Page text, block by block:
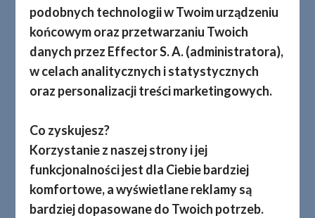
podobnych technologii w Twoim urządzeniu
końcowym oraz przetwarzaniu Twoich
danych przez Effector S. A. (administratora),
w celach analitycznych i statystycznych
oraz personalizacji treści marketingowych.
Co zyskujesz?
Korzystanie z naszej strony i jej
funkcjonalności jest dla Ciebie bardziej
komfortowe, a wyświetlane reklamy są
bardziej dopasowane do Twoich potrzeb.
KOLORYSTYKA